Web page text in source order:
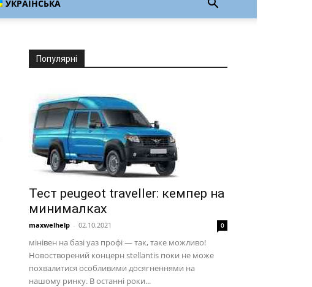
УКРАЇНСЬКА
Популярні
Тест peugeot traveller: кемпер на
минималках
maxwelhelp - 02.10.2021 0
мінівен на базі уаз профі — так, таке можливо!
Новостворений концерн stellantis поки не може
похвалитися особливими досягненнями на
нашому ринку. В останні роки...